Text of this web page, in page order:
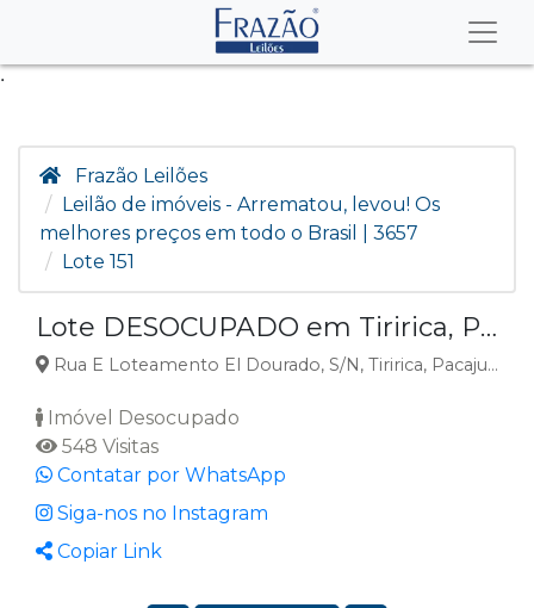
.
Frazão Leilões
Leilão de imóveis - Arrematou, levou! Os
melhores preços em todo o Brasil | 3657
Lote 151
Lote DESOCUPADO em Tiririca, Pacajus, CE
Rua E Loteamento El Dourado, S/N, Tiririca, Pacajus, CE
Imóvel Desocupado
548 Visitas
Contatar por WhatsApp
Siga-nos no Instagram
Copiar Link